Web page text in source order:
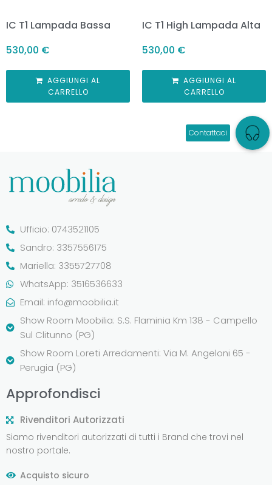
IC T1 Lampada Bassa
530,00 €
AGGIUNGI AL
CARRELLO
IC T1 High Lampada Alta
530,00 €
AGGIUNGI AL
CARRELLO
Ufficio: 0743521105
Sandro: 3357556175
Mariella: 3355727708
WhatsApp: 3516536633
Email: info@moobilia.it
Show Room Moobilia: S.S. Flaminia Km 138 - Campello
Sul Clitunno (PG)
Show Room Loreti Arredamenti: Via M. Angeloni 65 -
Perugia (PG)
Approfondisci
Rivenditori Autorizzati
Siamo rivenditori autorizzati di tutti i Brand che trovi nel
nostro portale.
Acquisto sicuro